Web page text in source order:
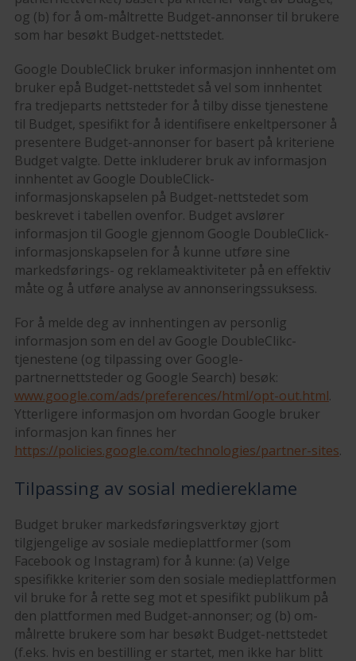
og (b) for å om-måltrette Budget-annonser til brukere
som har besøkt Budget-nettstedet.
Google DoubleClick bruker informasjon innhentet om
bruker epå Budget-nettstedet så vel som innhentet
fra tredjeparts nettsteder for å tilby disse tjenestene
til Budget, spesifikt for å identifisere enkeltpersoner å
presentere Budget-annonser for basert på kriteriene
Budget valgte. Dette inkluderer bruk av informasjon
innhentet av Google DoubleClick-
informasjonskapselen på Budget-nettstedet som
beskrevet i tabellen ovenfor. Budget avslører
informasjon til Google gjennom Google DoubleClick-
informasjonskapselen for å kunne utføre sine
markedsførings- og reklameaktiviteter på en effektiv
måte og å utføre analyse av annonseringssuksess.
For å melde deg av innhentingen av personlig
informasjon som en del av Google DoubleClikc-
tjenestene (og tilpassing over Google-
partnernettsteder og Google Search) besøk:
www.google.com/ads/preferences/html/opt-out.html.
Ytterligere informasjon om hvordan Google bruker
informasjon kan finnes her
https://policies.google.com/technologies/partner-sites.
Tilpassing av sosial mediereklame
Budget bruker markedsføringsverktøy gjort
tilgjengelige av sosiale medieplattformer (som
Facebook og Instagram) for å kunne: (a) Velge
spesifikke kriterier som den sosiale medieplattformen
vil bruke for å rette seg mot et spesifikt publikum på
den plattformen med Budget-annonser; og (b) om-
målrette brukere som har besøkt Budget-nettstedet
(f.eks. hvis en bestilling er startet, men ikke har blitt